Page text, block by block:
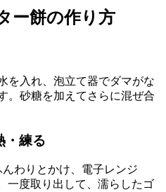
ー餅の作り方
を入れ、泡立て器でダマがな
。砂糖を加えてさらに混ぜ合
・練る
わりとかけ、電子レンジ
一度取り出して、濡らしたゴ